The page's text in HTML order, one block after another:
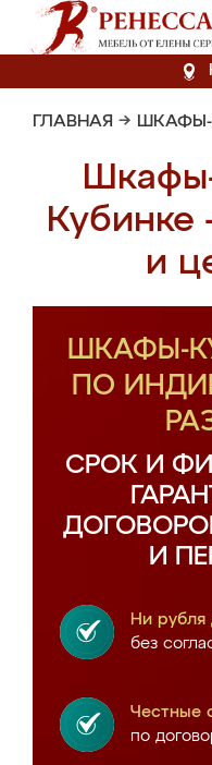
ГЛАВНАЯ → ШКАФЫ-
Кубинке
и
ШКАФЫ-
ПО
СРОК И
И
Ни рубля
без
Честные
по